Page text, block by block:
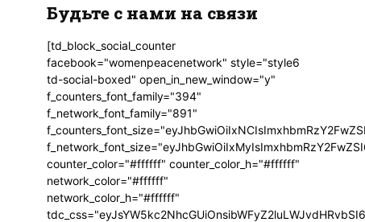
Будьте с нами на связи
[td_block_social_counter
facebook="womenpeacenetwork" style="style6
td-social-boxed" open_in_new_window="y"
f_counters_font_family="394"
f_network_font_family="891"
counter_color="#ffffff" counter_color_h="#ffffff"
network_color="#ffffff"
network_color_h="#ffffff"